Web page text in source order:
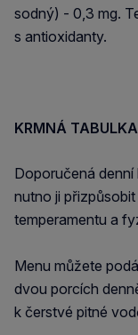
sodný) - 0,3 mg.
s antioxidanty.
KRMNÁ
Doporučená denní
nutno ji
temperamentu a
Menu můžete
dvou porcích
k čerstvé pitné